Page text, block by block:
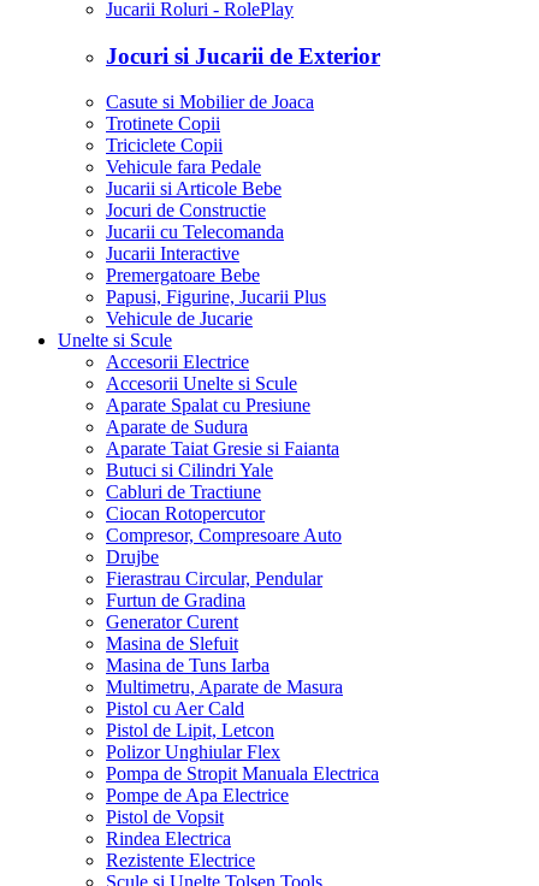
Jucarii Roluri - RolePlay
Jocuri si Jucarii de Exterior
Casute si Mobilier de Joaca
Trotinete Copii
Triciclete Copii
Vehicule fara Pedale
Jucarii si Articole Bebe
Jocuri de Constructie
Jucarii cu Telecomanda
Jucarii Interactive
Premergatoare Bebe
Papusi, Figurine, Jucarii Plus
Vehicule de Jucarie
Unelte si Scule
Accesorii Electrice
Accesorii Unelte si Scule
Aparate Spalat cu Presiune
Aparate de Sudura
Aparate Taiat Gresie si Faianta
Butuci si Cilindri Yale
Cabluri de Tractiune
Ciocan Rotopercutor
Compresor, Compresoare Auto
Drujbe
Fierastrau Circular, Pendular
Furtun de Gradina
Generator Curent
Masina de Slefuit
Masina de Tuns Iarba
Multimetru, Aparate de Masura
Pistol cu Aer Cald
Pistol de Lipit, Letcon
Polizor Unghiular Flex
Pompa de Stropit Manuala Electrica
Pompe de Apa Electrice
Pistol de Vopsit
Rindea Electrica
Rezistente Electrice